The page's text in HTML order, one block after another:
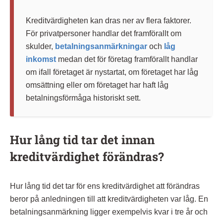
Kreditvärdigheten kan dras ner av flera faktorer.
För privatpersoner handlar det framförallt om
skulder, betalningsanmärkningar och låg
inkomst medan det för företag framförallt handlar
om ifall företaget är nystartat, om företaget har låg
omsättning eller om företaget har haft låg
betalningsförmåga historiskt sett.
Hur lång tid tar det innan
kreditvärdighet förändras?
Hur lång tid det tar för ens kreditvärdighet att förändras
beror på anledningen till att kreditvärdigheten var låg. En
betalningsanmärkning ligger exempelvis kvar i tre år och